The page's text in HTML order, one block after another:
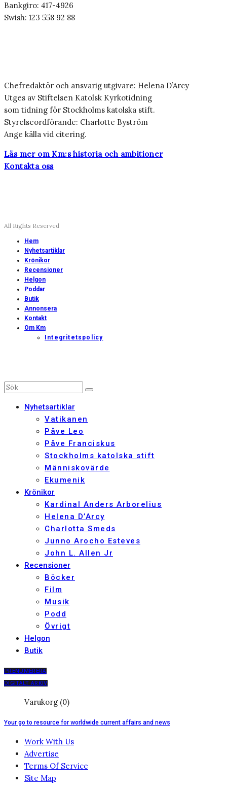
Bankgiro: 417-4926
Swish: 123 558 92 88
Chefredaktör och ansvarig utgivare: Helena D’Arcy
Utges av Stiftelsen Katolsk Kyrkotidning
som tidning för Stockholms katolska stift.
Styrelseordförande: Charlotte Byström
Ange källa vid citering.
Läs mer om Km:s historia och ambitioner
Kontakta oss
All Rights Reserved
Hem
Nyhetsartiklar
Krönikor
Recensioner
Helgon
Poddar
Butik
Annonsera
Kontakt
Om Km
Integritetspolicy
Nyhetsartiklar
Vatikanen
Påve Leo
Påve Franciskus
Stockholms katolska stift
Människovärde
Ekumenik
Krönikor
Kardinal Anders Arborelius
Helena D’Arcy
Charlotta Smeds
Junno Arocho Esteves
John L. Allen Jr
Recensioner
Böcker
Film
Musik
Podd
Övrigt
Helgon
Butik
PRENUMERERA
DIGITALT ARKIV
Varukorg (0)
Your go to resource for worldwide current affairs and news
Work With Us
Advertise
Terms Of Service
Site Map